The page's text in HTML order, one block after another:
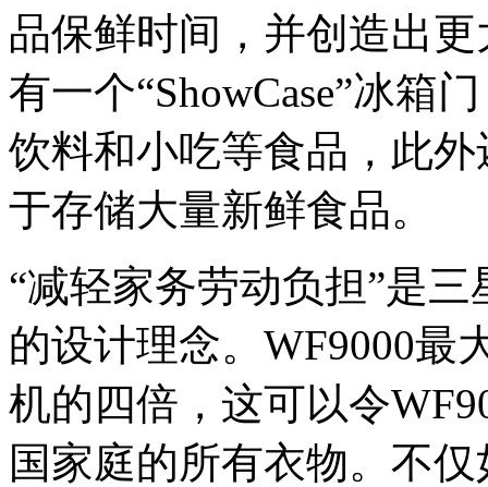
品保鲜时间，并创造出
有一个“ShowCase”冰箱
饮料和小吃等食品，此外
于存储大量新鲜食品。
“减轻家务劳动负担”是
的设计理念。WF9000最
机的四倍，这可以令
国家庭的所有衣物。不